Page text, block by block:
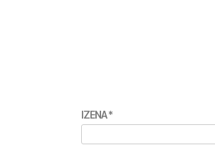
IZENA*